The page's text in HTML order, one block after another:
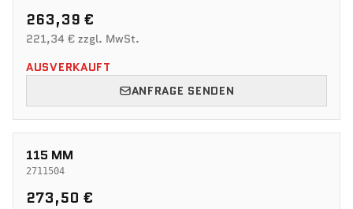
263,39 €
221,34 € zzgl. MwSt.
AUSVERKAUFT
ANFRAGE SENDEN
115 MM
2711504
273,50 €